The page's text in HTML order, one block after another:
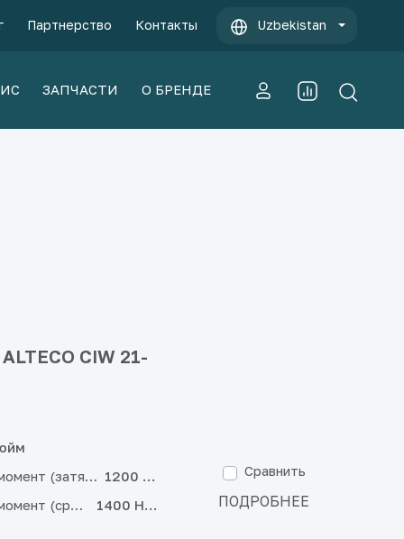
Партнерство Контакты Uzbekistan
ЗАПЧАСТИ О БРЕНДЕ
CIW 21-
(затягивание)
1200 Н·м
(срыв)
1400 Н·м
Сравнить
ПОДРОБНЕЕ